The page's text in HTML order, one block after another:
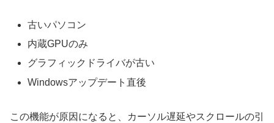
古いパソコン
内蔵GPUのみ
グラフィックドライバが古い
Windowsアップデート直後
この機能が原因になると、カーソル遅延やスクロールの引